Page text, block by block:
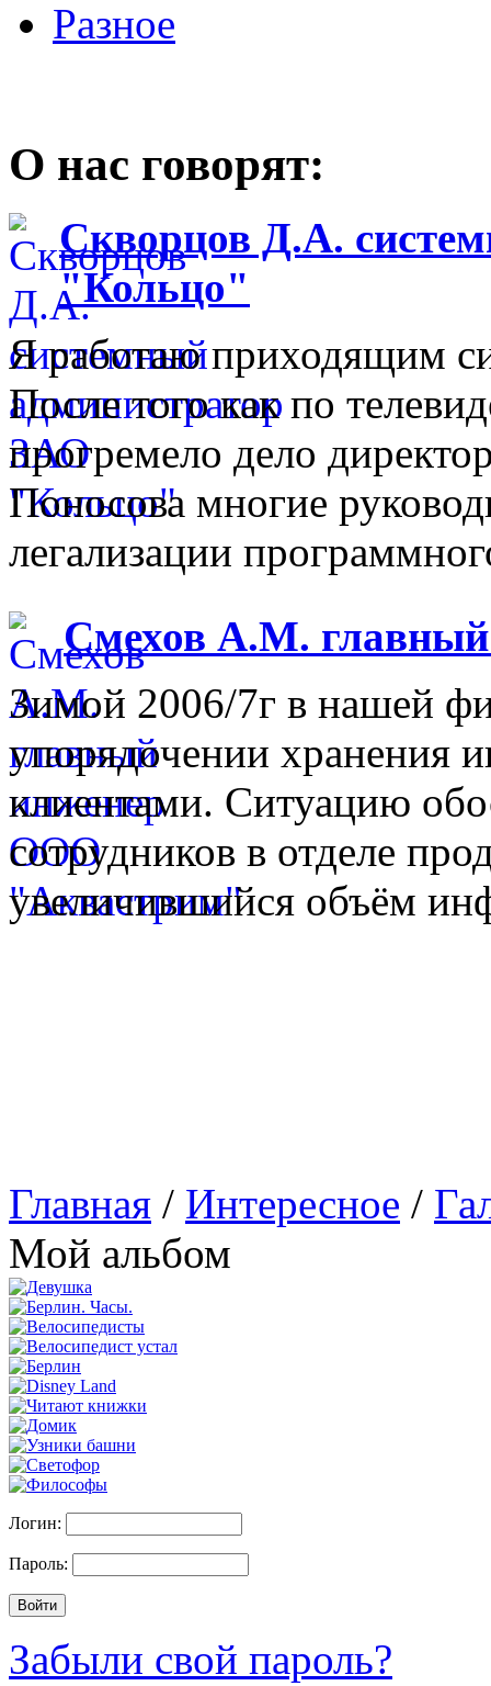
Разное
О нас говорят:
Скворцов Д.А.
"Кольцо"
Я работаю приходящим
После того как по
прогремело дело
Поносова многие
легализации
Смехов А.М.
Зимой 2006/7г в нашей
упорядочении хранения
клиентами. Ситуацию
сотрудников в отделе
увеличившийся объём
Главная / Интересное /
Мой альбом
Логин:
Пароль:
Забыли свой пароль?